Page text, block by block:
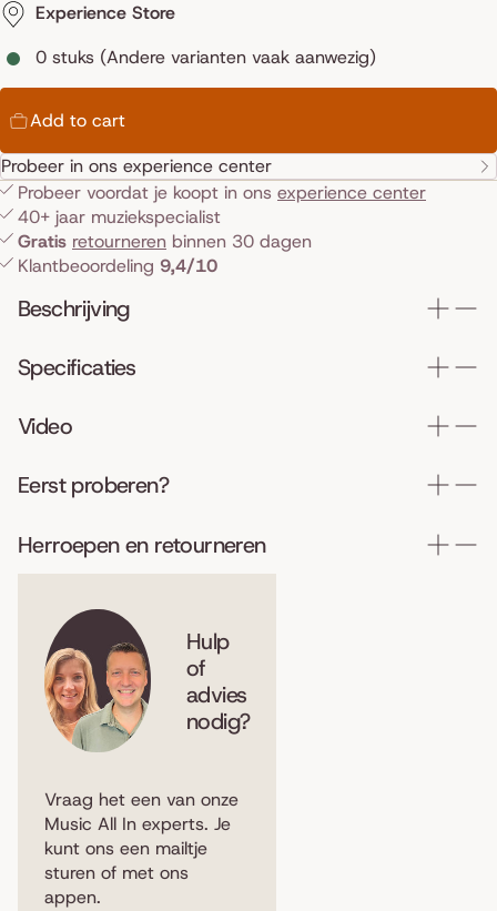
Experience Store
0 stuks (Andere varianten vaak aanwezig)
Add to cart
Probeer in ons experience center
Probeer voordat je koopt in ons experience center
40+ jaar muziekspecialist
Gratis retourneren binnen 30 dagen
Klantbeoordeling 9,4/10
Beschrijving
Specificaties
Video
Eerst proberen?
Herroepen en retourneren
Hulp
of
advies
nodig?
Vraag het een van onze
Music All In experts. Je
kunt ons een mailtje
sturen of met ons
appen.